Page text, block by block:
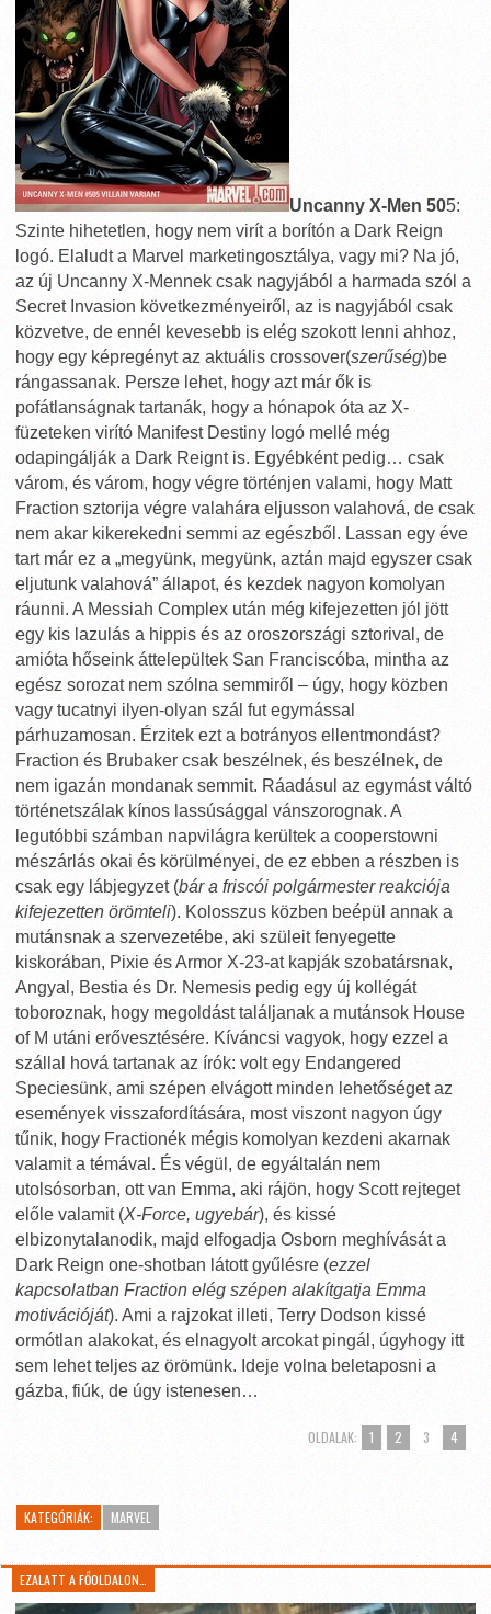
Uncanny X-Men 505:
Szinte hihetetlen, hogy nem virít a borítón a Dark Reign
logó. Elaludt a Marvel marketingosztálya, vagy mi? Na jó,
az új Uncanny X-Mennek csak nagyjából a harmada szól a
Secret Invasion következményeiről, az is nagyjából csak
közvetve, de ennél kevesebb is elég szokott lenni ahhoz,
hogy egy képregényt az aktuális crossover(szerűség)be
rángassanak. Persze lehet, hogy azt már ők is
pofátlanságnak tartanák, hogy a hónapok óta az X-
füzeteken virító Manifest Destiny logó mellé még
odapingálják a Dark Reignt is. Egyébként pedig… csak
várom, és várom, hogy végre történjen valami, hogy Matt
Fraction sztorija végre valahára eljusson valahová, de csak
nem akar kikerekedni semmi az egészből. Lassan egy éve
tart már ez a „megyünk, megyünk, aztán majd egyszer csak
eljutunk valahová” állapot, és kezdek nagyon komolyan
ráunni. A Messiah Complex után még kifejezetten jól jött
egy kis lazulás a hippis és az oroszországi sztorival, de
amióta hőseink áttelepültek San Franciscóba, mintha az
egész sorozat nem szólna semmiről – úgy, hogy közben
vagy tucatnyi ilyen-olyan szál fut egymással
párhuzamosan. Érzitek ezt a botrányos ellentmondást?
Fraction és Brubaker csak beszélnek, és beszélnek, de
nem igazán mondanak semmit. Ráadásul az egymást váltó
történetszálak kínos lassúsággal vánszorognak. A
legutóbbi számban napvilágra kerültek a cooperstowni
mészárlás okai és körülményei, de ez ebben a részben is
csak egy lábjegyzet (bár a friscói polgármester reakciója
kifejezetten örömteli). Kolosszus közben beépül annak a
mutánsnak a szervezetébe, aki szüleit fenyegette
kiskorában, Pixie és Armor X-23-at kapják szobatársnak,
Angyal, Bestia és Dr. Nemesis pedig egy új kollégát
toboroznak, hogy megoldást találjanak a mutánsok House
of M utáni erővesztésére. Kíváncsi vagyok, hogy ezzel a
szállal hová tartanak az írók: volt egy Endangered
Speciesünk, ami szépen elvágott minden lehetőséget az
események visszafordítására, most viszont nagyon úgy
tűnik, hogy Fractionék mégis komolyan kezdeni akarnak
valamit a témával. És végül, de egyáltalán nem
utolsósorban, ott van Emma, aki rájön, hogy Scott rejteget
előle valamit (X-Force, ugyebár), és kissé
elbizonytalanodik, majd elfogadja Osborn meghívását a
Dark Reign one-shotban látott gyűlésre (ezzel
kapcsolatban Fraction elég szépen alakítgatja Emma
motivációját). Ami a rajzokat illeti, Terry Dodson kissé
ormótlan alakokat, és elnagyolt arcokat pingál, úgyhogy itt
sem lehet teljes az örömünk. Ideje volna beletaposni a
gázba, fiúk, de úgy istenesen…
OLDALAK: 1 2 3 4
KATEGÓRIÁK: MARVEL
EZALATT A FŐOLDALON…